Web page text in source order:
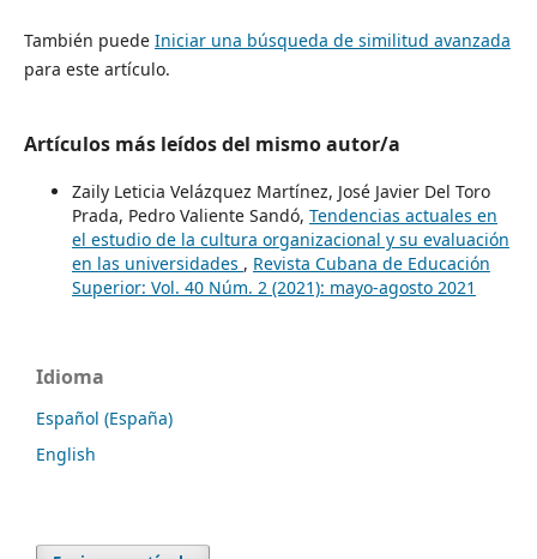
También puede Iniciar una búsqueda de similitud avanzada
para este artículo.
Artículos más leídos del mismo autor/a
Zaily Leticia Velázquez Martínez, José Javier Del Toro
Prada, Pedro Valiente Sandó, Tendencias actuales en
el estudio de la cultura organizacional y su evaluación
en las universidades , Revista Cubana de Educación
Superior: Vol. 40 Núm. 2 (2021): mayo-agosto 2021
Idioma
Español (España)
English